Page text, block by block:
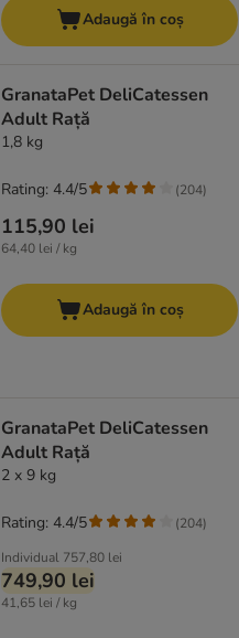
Adaugă în coș
GranataPet DeliCatessen
Adult Rață
1,8 kg
115,90 lei
64,40 lei / kg
Rating: 4.4/5 (204)
Adaugă în coș
GranataPet DeliCatessen
Adult Rață
2 x 9 kg
Individual 757,80 lei
749,90 lei
41,65 lei / kg
Rating: 4.4/5 (204)